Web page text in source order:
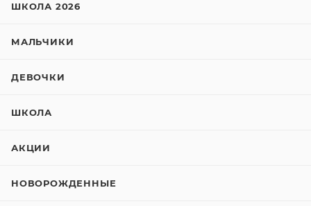
ШКОЛА 2026
МАЛЬЧИКИ
ДЕВОЧКИ
ШКОЛА
АКЦИИ
НОВОРОЖДЕННЫЕ